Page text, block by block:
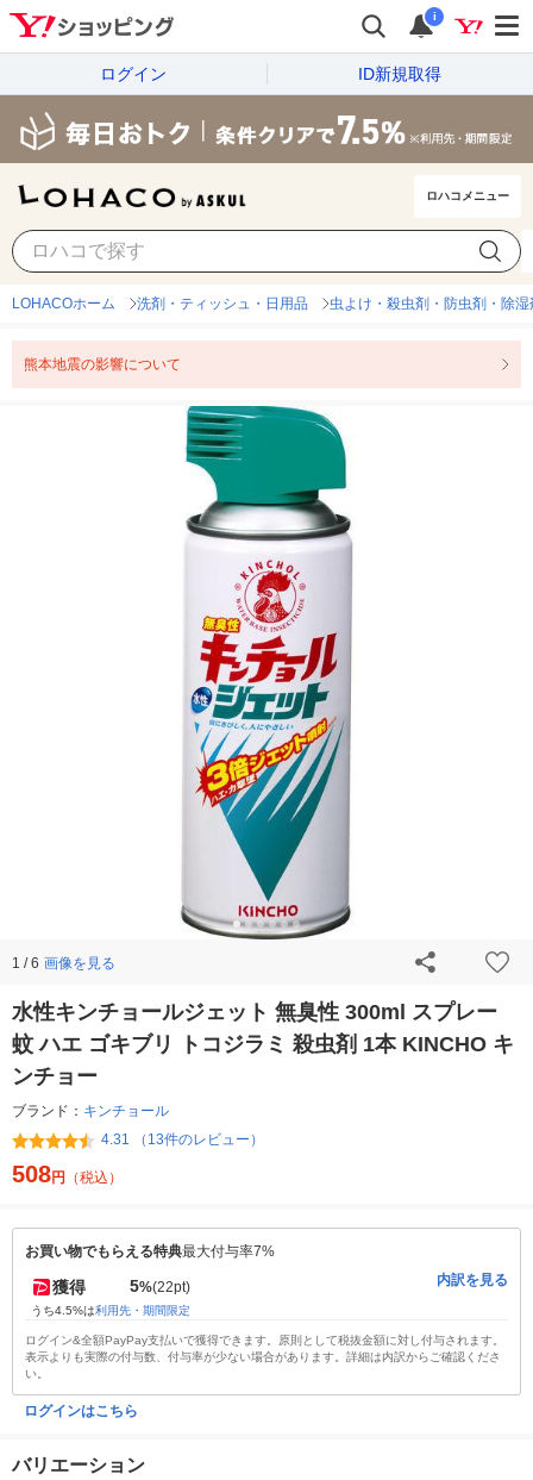
i
ログイン ID新規取得
ロハコメニュー
LOHACOホーム 洗剤・ティッシュ・日用品 虫よけ・殺虫剤・防虫剤・除湿
熊本地震の影響について
1 / 6 画像を見る
水性キンチョールジェット 無臭性 300ml スプレー
蚊 ハエ ゴキブリ トコジラミ 殺虫剤 1本 KINCHO キ
ンチョー
ブランド： キンチョール
4.31 （13件のレビュー）
508円 （税込）
お買い物でもらえる特典最大付与率7%
獲得 5%(22pt)
うち4.5%は利用先・期間限定
内訳を見る
ログイン&全額PayPay支払いで獲得できます。原則として税抜金額に対し付与されます。
表示よりも実際の付与数、付与率が少ない場合があります。詳細は内訳からご確認くださ
い。
ログインはこちら
バリエーション